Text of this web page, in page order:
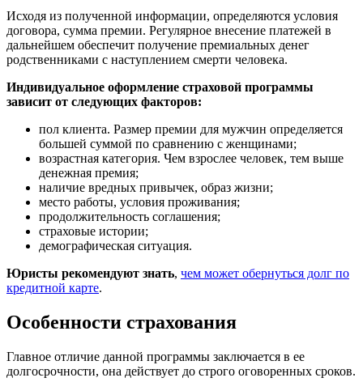
Исходя из полученной информации, определяются условия
договора, сумма премии. Регулярное внесение платежей в
дальнейшем обеспечит получение премиальных денег
родственниками с наступлением смерти человека.
Индивидуальное оформление страховой программы
зависит от следующих факторов:
пол клиента. Размер премии для мужчин определяется
большей суммой по сравнению с женщинами;
возрастная категория. Чем взрослее человек, тем выше
денежная премия;
наличие вредных привычек, образ жизни;
место работы, условия проживания;
продолжительность соглашения;
страховые истории;
демографическая ситуация.
Юристы рекомендуют знать, чем может обернуться долг по
кредитной карте.
Особенности страхования
Главное отличие данной программы заключается в ее
долгосрочности, она действует до строго оговоренных сроков.